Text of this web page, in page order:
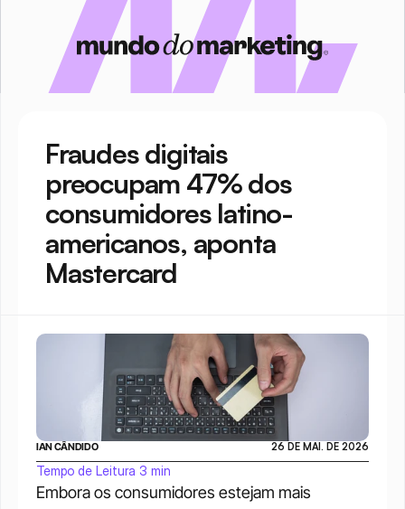
Fraudes digitais
preocupam 47% dos
consumidores latino-
americanos, aponta
Mastercard
Embora os consumidores estejam mais
IAN CÂNDIDO 26 DE MAI. DE 2026
Tempo de Leitura 3 min